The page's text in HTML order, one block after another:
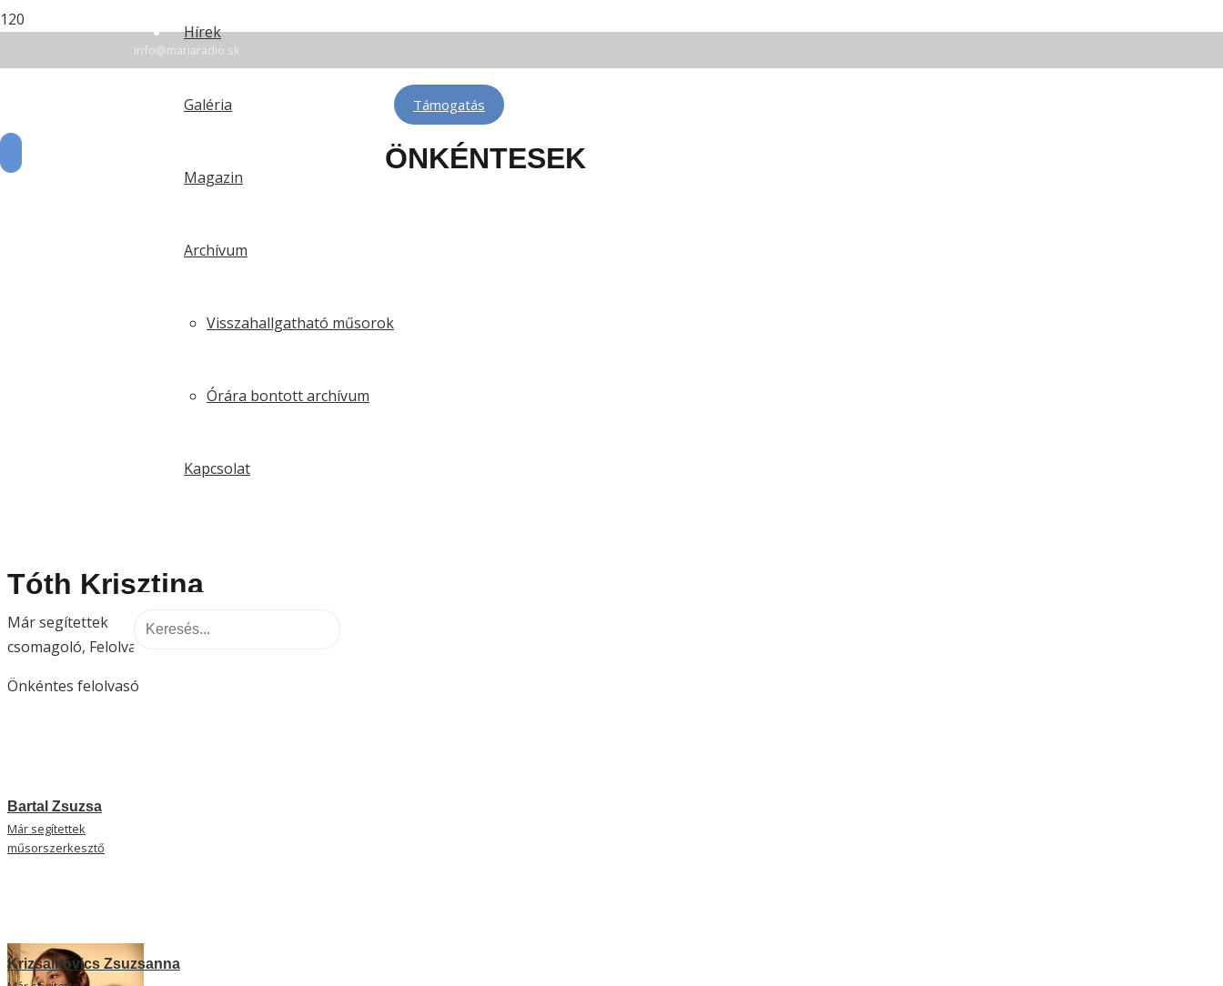
info@mariaradio.sk
Érsekújvár: FM 94,6 | Rozsnyó: FM 90,5 | Komárom: FM 88,3 | Telkibánya: FM 100,6 | Léva: FM 100,6 | Rimaszombat: FM 102,4
Hírek
Galéria
Magazin
Archívum
Visszahallgatható műsorok
Órára bontott archívum
Kapcsolat
Támogatás
ÖNKÉNTESEK
Tóth Krisztina
Már segítettek
csomagoló, Felolvasó
Önkéntes felolvasó
Bartal Zsuzsa
Már segítettek
műsorszerkesztő
Krizsalkovics Zsuzsanna